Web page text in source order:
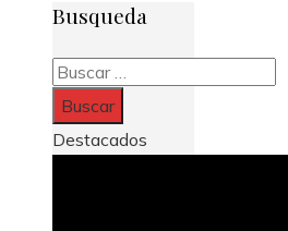
Busqueda
Buscar:
Destacados